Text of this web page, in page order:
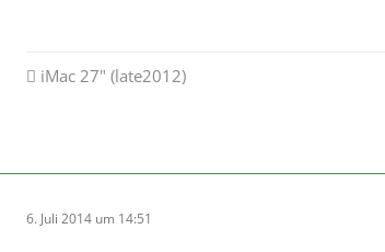
 iMac 27" (late2012)
6. Juli 2014 um 14:51